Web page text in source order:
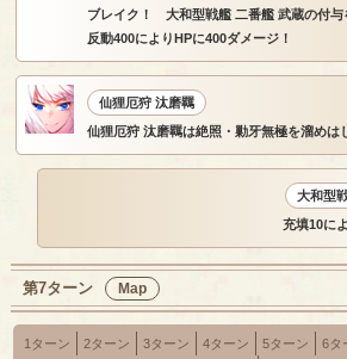
ブレイク！ 大和型戦艦 二番艦 武蔵の付与
反動400によりHPに400ダメージ！
仙狸厄狩 汰磨羈
仙狸厄狩 汰磨羈は絶照・勦牙無極を溜めは
大和型
充填10に
第7ターン Map
1ターン 2ターン 3ターン 4ターン 5ターン 6タ